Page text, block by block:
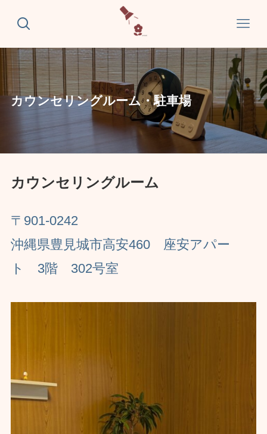
カウンセリングルーム・駐車場
カウンセリングルーム
〒901-0242
沖縄県豊見城市高安460 座安アパー
ト 3階 302号室